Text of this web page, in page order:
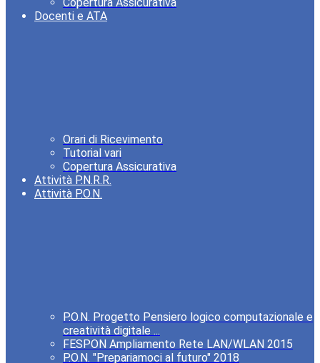
Copertura Assicurativa
Docenti e ATA
Orari di Ricevimento
Tutorial vari
Copertura Assicurativa
Attività P.N.R.R.
Attività P.O.N.
P.O.N. Progetto Pensiero logico computazionale e
creatività digitale ...
FESPON Ampliamento Rete LAN/WLAN 2015
P.O.N. "Prepariamoci al futuro" 2018